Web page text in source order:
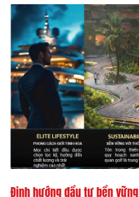
Định hướng đầu tư bền vững